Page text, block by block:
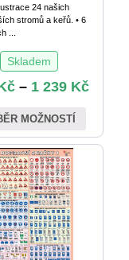
24 našich
stromů a keřů. • 6
...
Skladem
– 1 239 Kč
MOŽNOSTÍ